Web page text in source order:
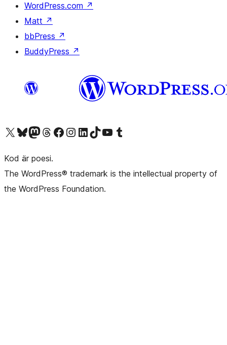
WordPress.com ↗
Matt ↗
bbPress ↗
BuddyPress ↗
Besök vår X-konto (f.d. Twitter)
Besök vårt Bluesky-konto
Besök vårt Mastodon-konto
Besök vårt Thread-konto
Besök vår Facebook-sidaBesök vårt Instagram-konto
Besök vårt LinkedIn-konto
Besök vårt TikTok-konto
Besök vår YouTube-kanalBesök vårt Tumblr-konto
Kod är poesi.
The WordPress® trademark is the intellectual property of
the WordPress Foundation.